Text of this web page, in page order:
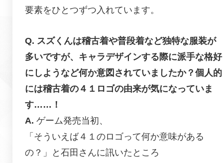
要素をひとつずつ入れています。
スズくんは稽古着や普段着など独特な服装が
多いですが、キャラデザインする際に派手な格好
にしようなど何か意図されていましたか？個人的
には稽古着の４１ロゴの由来が気になっていま
す……！
ゲーム発売当初、
「そういえば４１のロゴって何か意味がある
の？」と石田さんに訊いたところ